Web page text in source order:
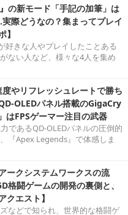
の新モード「手記の加筆」は
際どうなの？集まってプレイ
】
好きな人やプレイしたことある
ない人など、様々な4人を集め
やリフレッシュレートで勝ち
OLEDパネル搭載のGigaCry
はFPSゲーマー注目の武器
力であるQD-OLEDパネルの圧倒的
『Apex Legends』で体感しま
ークシステムワークスの流
格闘ゲームの開発の裏側と、
クエスト】
などで知られ、世界的な格闘ゲ